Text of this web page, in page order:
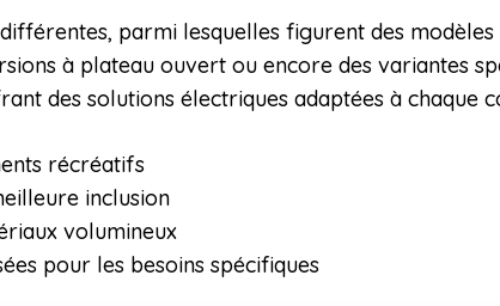
parmi lesquelles figurent des
à plateau ouvert ou encore des variantes
des solutions électriques adaptées à chaque
récréatifs
inclusion
volumineux
pour les besoins spécifiques